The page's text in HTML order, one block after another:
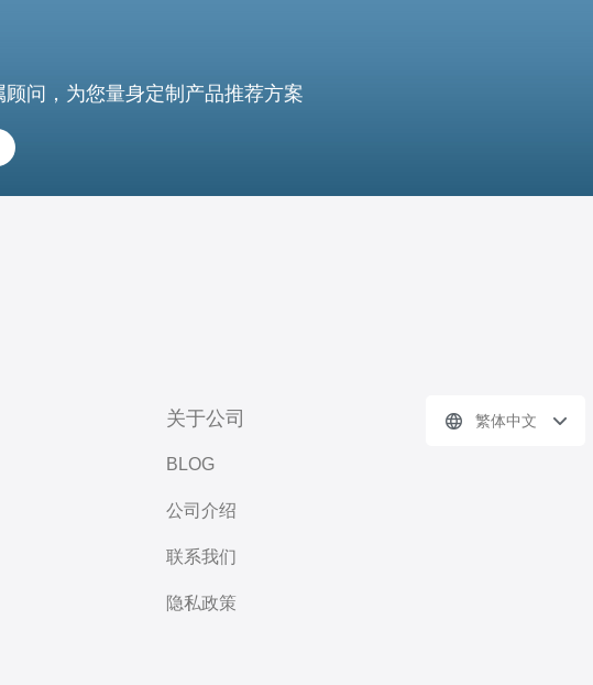
问，为您量身定制产品推荐方案
关于公司
BLOG
公司介绍
联系我们
隐私政策
繁体中文